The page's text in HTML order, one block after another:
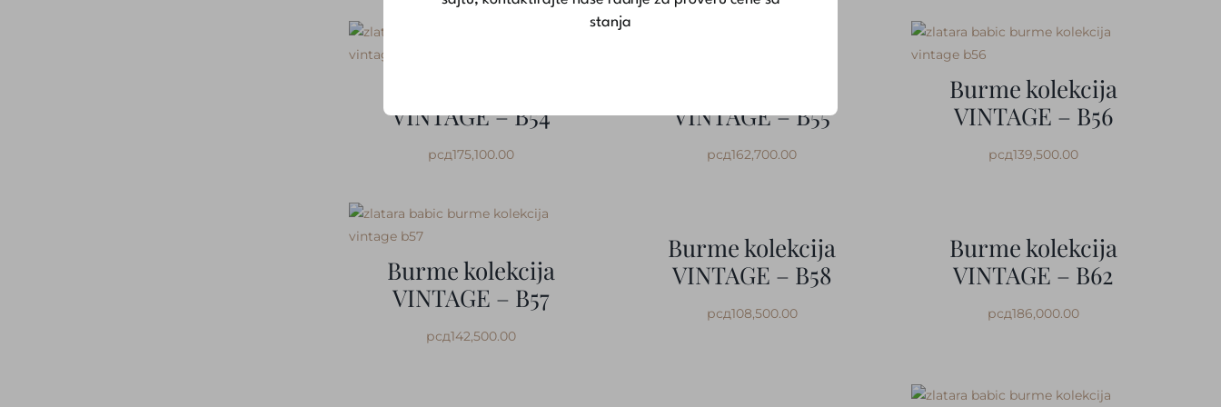
VINTAGE – B54
рсд175,100.00
VINTAGE – B55
рсд162,700.00
Burme kolekcija
VINTAGE – B56
рсд139,500.00
Burme kolekcija
VINTAGE – B57
рсд142,500.00
Burme kolekcija
VINTAGE – B58
рсд108,500.00
Burme kolekcija
VINTAGE – B62
рсд186,000.00
stanja